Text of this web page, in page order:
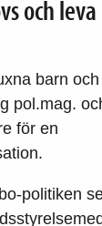
och
barn
pol.mag.
för en
politiken